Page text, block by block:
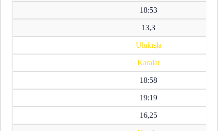
18:53
13,3
Ulukışla
Karalar
18:58
19:19
16,25